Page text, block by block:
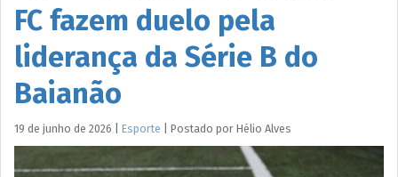
FC fazem duelo pela
liderança da Série B do
Baianão
19 de junho de 2026 Esporte Postado por Hélio Alves